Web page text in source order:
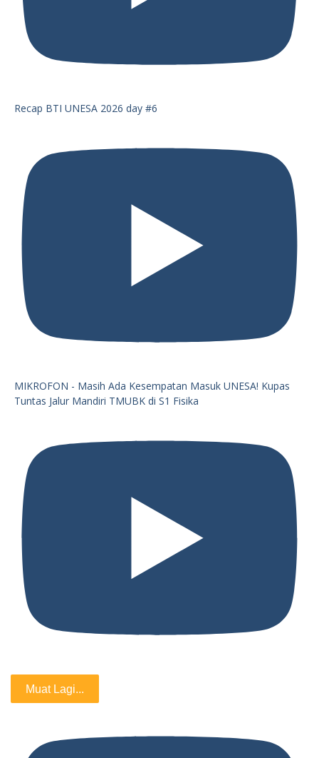
Recap BTI UNESA 2026 day #6
MIKROFON - Masih Ada Kesempatan Masuk UNESA! Kupas
Tuntas Jalur Mandiri TMUBK di S1 Fisika
Muat Lagi...